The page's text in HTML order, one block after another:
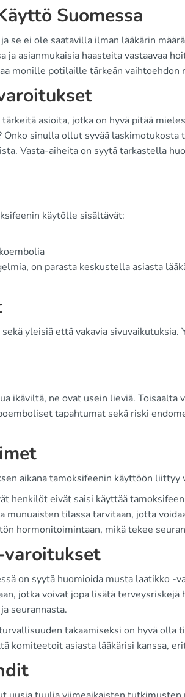
Suomessa
se ei ole saatavilla ilman lääkärin
ja asianmukaisia haasteita vastaavaa
monille potilaille tärkeän vaihtoehdon
asioita, jotka on hyvä pitää
sinulla ollut syvää laskimotukosta
Vasta-aiheita on syytä tarkastella
käytölle sisältävät:
on parasta keskustella asiasta
yleisiä että vakavia
ikäviltä, ne ovat usein lieviä.
tapahtumat sekä riski
aikana tamoksifeenin käyttöön liittyy
henkilöt eivät saisi käyttää
munuaisten tilassa tarvitaan, jotta
hormonitoimintaan, mikä tekee
on syytä huomioida musta laatikko
jotka voivat jopa lisätä
seurannasta.
takaamiseksi on hyvä olla
komiteetoit asiasta lääkärisi kanssa,